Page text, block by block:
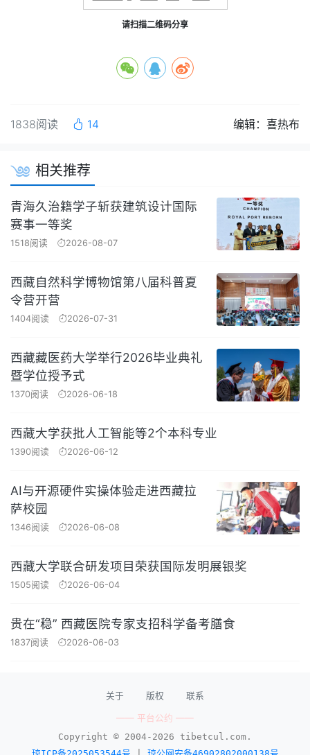
请扫描二维码分享
1838阅读 14 编辑：喜热布
相关推荐
青海久治籍学子斩获建筑设计国际
赛事一等奖
1518阅读 2026-08-07
西藏自然科学博物馆第八届科普夏
令营开营
1404阅读 2026-07-31
西藏藏医药大学举行2026毕业典礼
暨学位授予式
1370阅读 2026-06-18
西藏大学获批人工智能等2个本科专业
1390阅读 2026-06-12
AI与开源硬件实操体验走进西藏拉
萨校园
1346阅读 2026-06-08
西藏大学联合研发项目荣获国际发明展银奖
1505阅读 2026-06-04
贵在“稳” 西藏医院专家支招科学备考膳食
1837阅读 2026-06-03
关于 版权 联系
—— 平台公约 ——
Copyright © 2004-2026 tibetcul.com.